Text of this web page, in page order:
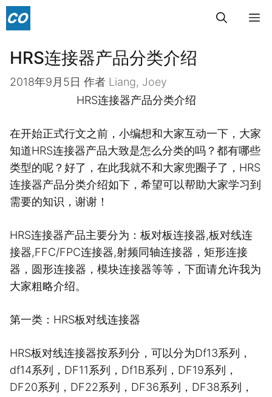
跳
至
菜
HRS连接器产品分类介绍
2018年9月5日 作者 Liang, Joey
HRS连接器产品分类介绍
在开始正式行文之前，小编想和大家互动一下，大家
知道HRS连接器产品大致是怎么分类的吗？都有哪些
类型的呢？好了，在此我就不和大家兜圈子了，HRS
连接器产品分类介绍如下，希望可以帮助大家学习到
需要的知识，谢谢！
HRS连接器产品主要分为：板对板连接器,板对线连
接器,FFC/FPC连接器,射频同轴连接器，矩形连接
器，圆形连接器，模块连接器等等，下面请允许我为
大家粗略介绍。
第一类：HRS板对线连接器
HRS板对线连接器按系列分，可以分为Df13系列，
df14系列，DF11系列，Df1B系列，DF19系列，
DF20系列，DF22系列，DF36系列，DF38系列，